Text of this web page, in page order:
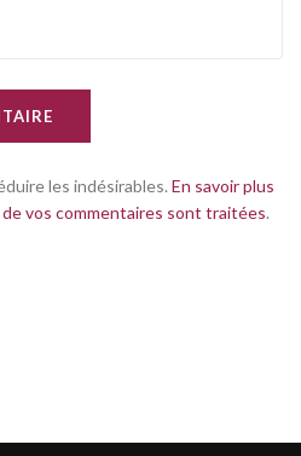
les indésirables. En savoir plus
vos commentaires sont traitées.